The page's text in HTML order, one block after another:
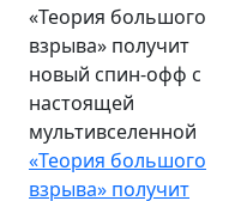
настоящей
мультивселенной
«Теория большого
взрыва» получит
новый спин-офф с
настоящей
мультивселенной